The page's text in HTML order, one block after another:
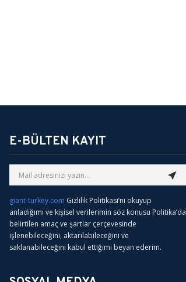
E-BÜLTEN KAYIT
giant-turkey.com Gizlilik Politikası’nı okuyup
anladığımı ve kişisel verilerimin söz konusu Politika’da
belirtilen amaç ve şartlar çerçevesinde
işlenebileceğini, aktarılabileceğini ve
saklanabileceğini kabul ettiğimi beyan ederim.